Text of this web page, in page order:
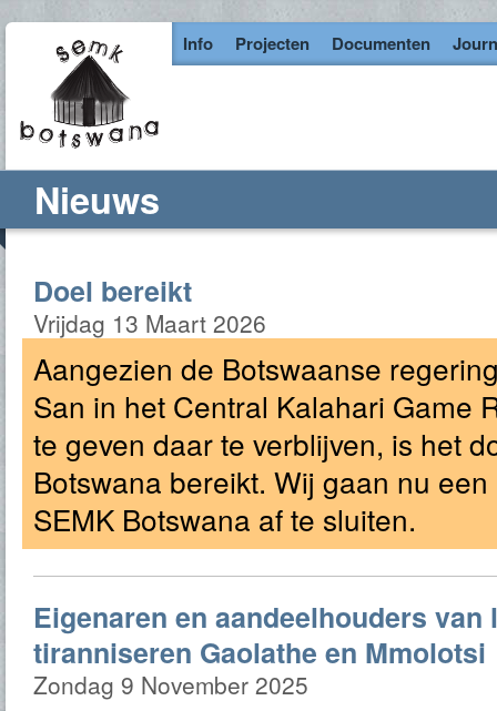
Info Projecten Documenten
Nieuws
Doel bereikt
Vrijdag 13 Maart 2026
Aangezien de Botswaanse
San in het Central Kalahari Game
te geven daar te verblijven, is het
Botswana bereikt. Wij gaan nu
SEMK Botswana af te sluiten.
Eigenaren en aandeelhouders
tiranniseren Gaolathe en Mmolotsi
Zondag 9 November 2025